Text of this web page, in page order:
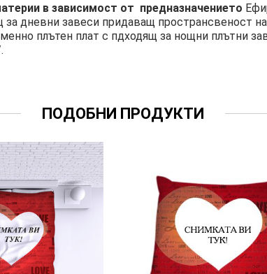
в зависимост от предназначението
за дневни завеси придаващ пространсвеност
плътен плат с пдходящ за нощни плътни
ПОДОБНИ ПРОДУКТИ